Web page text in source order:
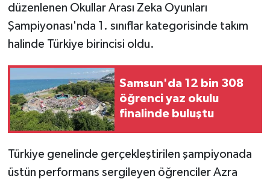
düzenlenen Okullar Arası Zeka Oyunları
Şampiyonası'nda 1. sınıflar kategorisinde takım
halinde Türkiye birincisi oldu.
Samsun'da 12 bin 308
öğrenci yaz okulu
finalinde buluştu
Türkiye genelinde gerçekleştirilen şampiyonada
üstün performans sergileyen öğrenciler Azra